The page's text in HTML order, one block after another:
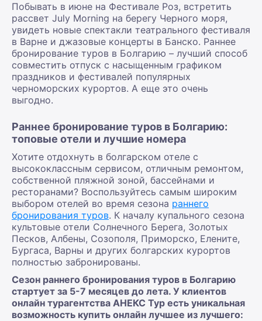
Побывать в июне на Фестивале Роз, встретить
рассвет July Morning на берегу Черного моря,
увидеть новые спектакли театрального фестиваля
в Варне и джазовые концерты в Банско. Раннее
бронирование туров в Болгарию – лучший способ
совместить отпуск с насыщенным графиком
праздников и фестивалей популярных
черноморских курортов. А еще это очень
выгодно.
Раннее бронирование туров в Болгарию:
топовые отели и лучшие номера
Хотите отдохнуть в болгарском отеле с
высококлассным сервисом, отличным ремонтом,
собственной пляжной зоной, бассейнами и
ресторанами? Воспользуйтесь самым широким
выбором отелей во время сезона раннего
бронирования туров. К началу купального сезона
культовые отели Солнечного Берега, Золотых
Песков, Албены, Созополя, Приморско, Елените,
Бургаса, Варны и других болгарских курортов
полностью забронированы.
Сезон раннего бронирования туров в Болгарию
стартует за 5-7 месяцев до лета. У клиентов
онлайн турагентства АНЕКС Тур есть уникальная
возможность купить онлайн лучшее из лучшего: